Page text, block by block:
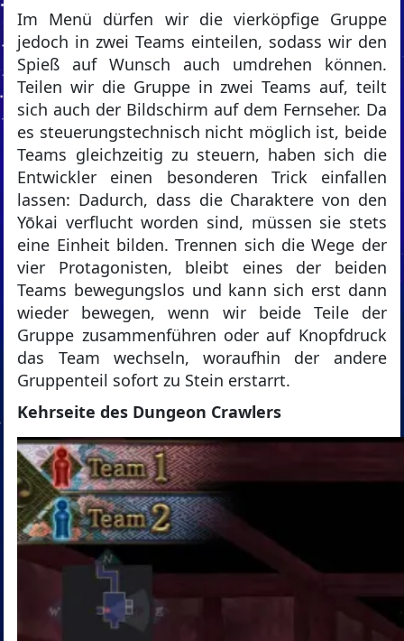
Im Menü dürfen wir die vierköpfige Gruppe
jedoch in zwei Teams einteilen, sodass wir den
Spieß auf Wunsch auch umdrehen können.
Teilen wir die Gruppe in zwei Teams auf, teilt
sich auch der Bildschirm auf dem Fernseher. Da
es steuerungstechnisch nicht möglich ist, beide
Teams gleichzeitig zu steuern, haben sich die
Entwickler einen besonderen Trick einfallen
lassen: Dadurch, dass die Charaktere von den
Yōkai verflucht worden sind, müssen sie stets
eine Einheit bilden. Trennen sich die Wege der
vier Protagonisten, bleibt eines der beiden
Teams bewegungslos und kann sich erst dann
wieder bewegen, wenn wir beide Teile der
Gruppe zusammenführen oder auf Knopfdruck
das Team wechseln, woraufhin der andere
Gruppenteil sofort zu Stein erstarrt.
Kehrseite des Dungeon Crawlers